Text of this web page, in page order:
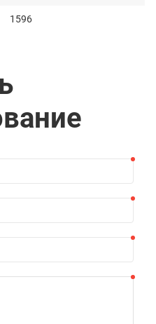
1596
1690
1546